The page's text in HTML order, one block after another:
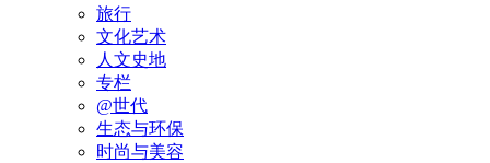
旅行
文化艺术
人文史地
专栏
@世代
生态与环保
时尚与美容